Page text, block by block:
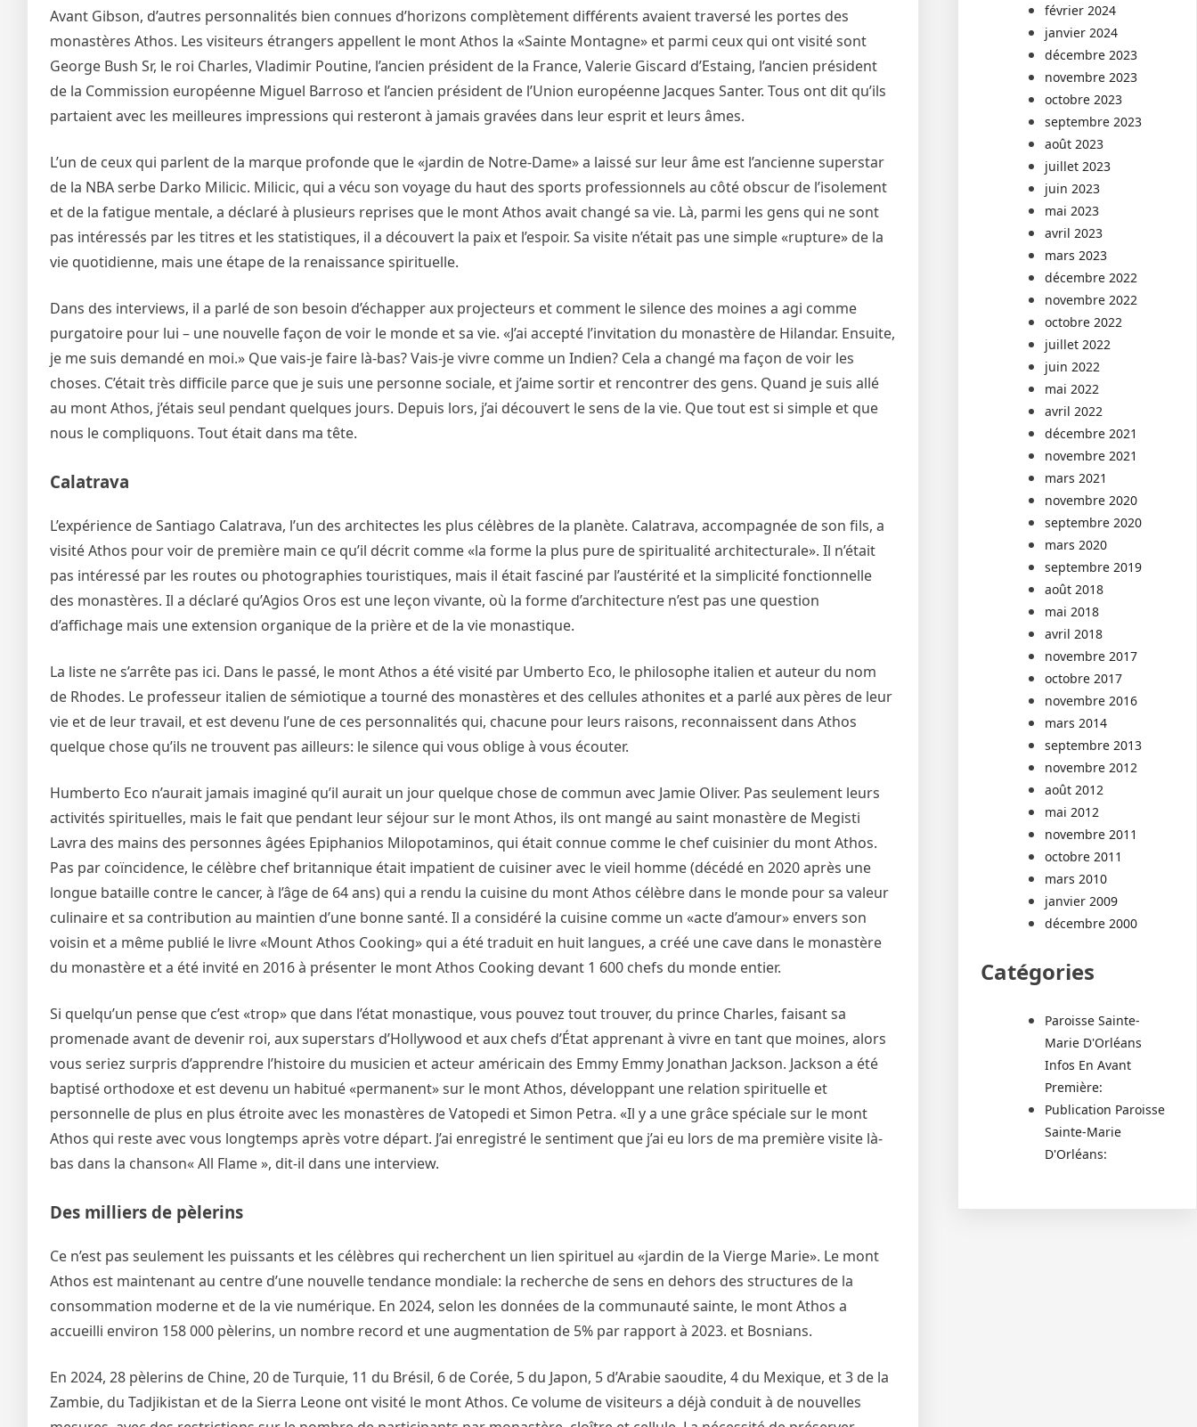
Avant Gibson, d’autres personnalités bien connues d’horizons complètement différents avaient traversé les portes des
monastères Athos. Les visiteurs étrangers appellent le mont Athos la «Sainte Montagne» et parmi ceux qui ont visité sont
George Bush Sr, le roi Charles, Vladimir Poutine, l’ancien président de la France, Valerie Giscard d’Estaing, l’ancien président
de la Commission européenne Miguel Barroso et l’ancien président de l’Union européenne Jacques Santer. Tous ont dit qu’ils
partaient avec les meilleures impressions qui resteront à jamais gravées dans leur esprit et leurs âmes.
L’un de ceux qui parlent de la marque profonde que le «jardin de Notre-Dame» a laissé sur leur âme est l’ancienne superstar
de la NBA serbe Darko Milicic. Milicic, qui a vécu son voyage du haut des sports professionnels au côté obscur de l’isolement
et de la fatigue mentale, a déclaré à plusieurs reprises que le mont Athos avait changé sa vie. Là, parmi les gens qui ne sont
pas intéressés par les titres et les statistiques, il a découvert la paix et l’espoir. Sa visite n’était pas une simple «rupture» de la
vie quotidienne, mais une étape de la renaissance spirituelle.
Dans des interviews, il a parlé de son besoin d’échapper aux projecteurs et comment le silence des moines a agi comme
purgatoire pour lui – une nouvelle façon de voir le monde et sa vie. «J’ai accepté l’invitation du monastère de Hilandar. Ensuite,
je me suis demandé en moi.» Que vais-je faire là-bas? Vais-je vivre comme un Indien? Cela a changé ma façon de voir les
choses. C’était très difficile parce que je suis une personne sociale, et j’aime sortir et rencontrer des gens. Quand je suis allé
au mont Athos, j’étais seul pendant quelques jours. Depuis lors, j’ai découvert le sens de la vie. Que tout est si simple et que
nous le compliquons. Tout était dans ma tête.
Calatrava
L’expérience de Santiago Calatrava, l’un des architectes les plus célèbres de la planète. Calatrava, accompagnée de son fils, a
visité Athos pour voir de première main ce qu’il décrit comme «la forme la plus pure de spiritualité architecturale». Il n’était
pas intéressé par les routes ou photographies touristiques, mais il était fasciné par l’austérité et la simplicité fonctionnelle
des monastères. Il a déclaré qu’Agios Oros est une leçon vivante, où la forme d’architecture n’est pas une question
d’affichage mais une extension organique de la prière et de la vie monastique.
La liste ne s’arrête pas ici. Dans le passé, le mont Athos a été visité par Umberto Eco, le philosophe italien et auteur du nom
de Rhodes. Le professeur italien de sémiotique a tourné des monastères et des cellules athonites et a parlé aux pères de leur
vie et de leur travail, et est devenu l’une de ces personnalités qui, chacune pour leurs raisons, reconnaissent dans Athos
quelque chose qu’ils ne trouvent pas ailleurs: le silence qui vous oblige à vous écouter.
Humberto Eco n’aurait jamais imaginé qu’il aurait un jour quelque chose de commun avec Jamie Oliver. Pas seulement leurs
activités spirituelles, mais le fait que pendant leur séjour sur le mont Athos, ils ont mangé au saint monastère de Megisti
Lavra des mains des personnes âgées Epiphanios Milopotaminos, qui était connue comme le chef cuisinier du mont Athos.
Pas par coïncidence, le célèbre chef britannique était impatient de cuisiner avec le vieil homme (décédé en 2020 après une
longue bataille contre le cancer, à l’âge de 64 ans) qui a rendu la cuisine du mont Athos célèbre dans le monde pour sa valeur
culinaire et sa contribution au maintien d’une bonne santé. Il a considéré la cuisine comme un «acte d’amour» envers son
voisin et a même publié le livre «Mount Athos Cooking» qui a été traduit en huit langues, a créé une cave dans le monastère
du monastère et a été invité en 2016 à présenter le mont Athos Cooking devant 1 600 chefs du monde entier.
Si quelqu’un pense que c’est «trop» que dans l’état monastique, vous pouvez tout trouver, du prince Charles, faisant sa
promenade avant de devenir roi, aux superstars d’Hollywood et aux chefs d’État apprenant à vivre en tant que moines, alors
vous seriez surpris d’apprendre l’histoire du musicien et acteur américain des Emmy Emmy Jonathan Jackson. Jackson a été
baptisé orthodoxe et est devenu un habitué «permanent» sur le mont Athos, développant une relation spirituelle et
personnelle de plus en plus étroite avec les monastères de Vatopedi et Simon Petra. «Il y a une grâce spéciale sur le mont
Athos qui reste avec vous longtemps après votre départ. J’ai enregistré le sentiment que j’ai eu lors de ma première visite là-
bas dans la chanson« All Flame », dit-il dans une interview.
Des milliers de pèlerins
Ce n’est pas seulement les puissants et les célèbres qui recherchent un lien spirituel au «jardin de la Vierge Marie». Le mont
Athos est maintenant au centre d’une nouvelle tendance mondiale: la recherche de sens en dehors des structures de la
consommation moderne et de la vie numérique. En 2024, selon les données de la communauté sainte, le mont Athos a
accueilli environ 158 000 pèlerins, un nombre record et une augmentation de 5% par rapport à 2023. et Bosnians.
En 2024, 28 pèlerins de Chine, 20 de Turquie, 11 du Brésil, 6 de Corée, 5 du Japon, 5 d’Arabie saoudite, 4 du Mexique, et 3 de la
Zambie, du Tadjikistan et de la Sierra Leone ont visité le mont Athos. Ce volume de visiteurs a déjà conduit à de nouvelles
février 2024
janvier 2024
décembre 2023
novembre 2023
octobre 2023
septembre 2023
août 2023
juillet 2023
juin 2023
mai 2023
avril 2023
mars 2023
décembre 2022
novembre 2022
octobre 2022
juillet 2022
juin 2022
mai 2022
avril 2022
décembre 2021
novembre 2021
mars 2021
novembre 2020
septembre 2020
mars 2020
septembre 2019
août 2018
mai 2018
avril 2018
novembre 2017
octobre 2017
novembre 2016
mars 2014
septembre 2013
novembre 2012
août 2012
mai 2012
novembre 2011
octobre 2011
mars 2010
janvier 2009
décembre 2000
Catégories
Paroisse Sainte-
Marie D'Orléans
Infos En Avant
Première:
Publication Paroisse
Sainte-Marie
D'Orléans: